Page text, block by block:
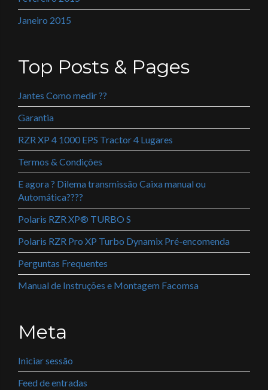
Janeiro 2015
Top Posts & Pages
Jantes Como medir ??
Garantia
RZR XP 4 1000 EPS Tractor 4 Lugares
Termos & Condições
E agora ? Dilema transmissão Caixa manual ou
Automática????
Polaris RZR XP® TURBO S
Polaris RZR Pro XP Turbo Dynamix Pré-encomenda
Perguntas Frequentes
Manual de Instruções e Montagem Facomsa
Meta
Iniciar sessão
Feed de entradas